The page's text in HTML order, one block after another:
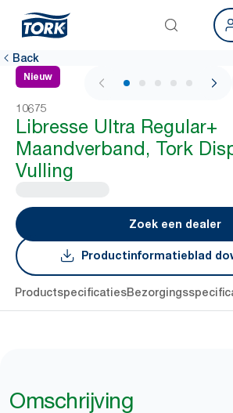
Back
Nieuw
1 / 5
10675
Libresse Ultra Regular+
Maandverband, Tork
Vulling
Zoek een dealer
Productinformatieblad
Productspecificaties
Omschrijving